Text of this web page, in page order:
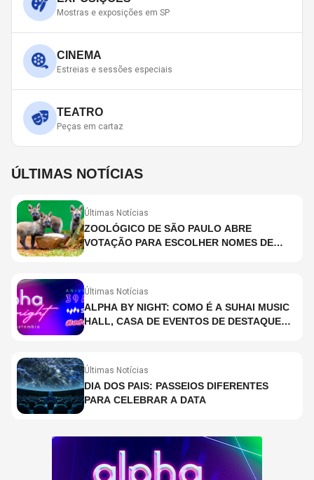
Mostras e exposições em SP
CINEMA
Estreias e sessões especiais
TEATRO
Peças em cartaz
ÚLTIMAS NOTÍCIAS
Últimas Notícias
ZOOLÓGICO DE SÃO PAULO ABRE
VOTAÇÃO PARA ESCOLHER NOMES DE
Últimas Notícias
ALPHA BY NIGHT: COMO É A SUHAI MUSIC
HALL, CASA DE EVENTOS DE DESTAQUE
Últimas Notícias
DIA DOS PAIS: PASSEIOS DIFERENTES
PARA CELEBRAR A DATA